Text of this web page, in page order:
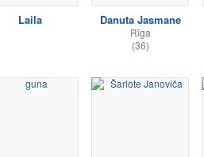
Laila Danuta Jasmane
Rīga
(36)